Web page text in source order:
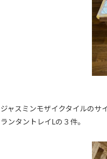
ジャスミンモザイクタイルのサ
ランタントレイLの３件。